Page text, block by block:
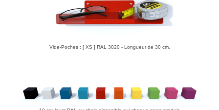
Vide-Poches : [ XS ] RAL 3020 - Longueur de 30 cm.